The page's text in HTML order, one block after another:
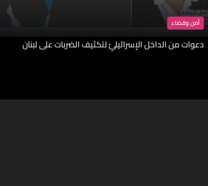
أمن وقضاء
دعوات من الداخل الإسرائيليّ لتكثيف الضربات على لبنان